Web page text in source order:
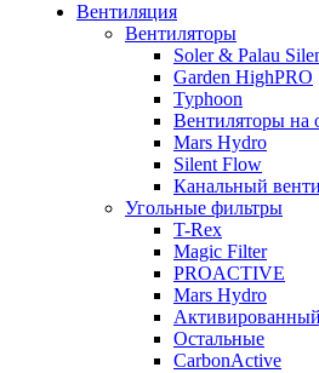
Вентиляция
Вентиляторы
Soler & Palau
Garden HighPRO
Typhoon
Вентиляторы на
Mars Hydro
Silent Flow
Канальный
Угольные фильтры
T-Rex
Magic Filter
PROACTIVE
Mars Hydro
Остальные
CarbonActive